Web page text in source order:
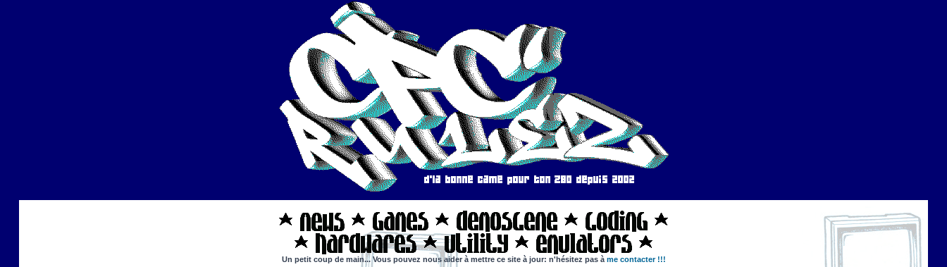
Un petit coup de main... Vous pouvez nous aider à mettre ce site à jour: n'hésitez pas à me contacter !!!